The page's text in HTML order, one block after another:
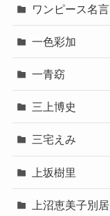
ワンピース名言
一色彩加
一青窈
三上博史
三宅えみ
上坂樹里
上沼恵美子別居